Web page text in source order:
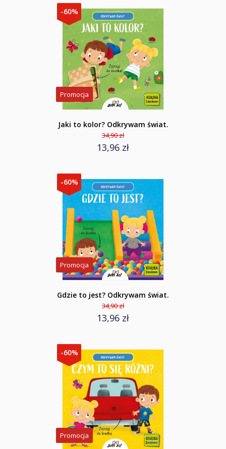
-60%
Promocja
Jaki to kolor? Odkrywam świat.
34,90 zł
13,96 zł
-60%
Promocja
Gdzie to jest? Odkrywam świat.
34,90 zł
13,96 zł
-60%
Promocja